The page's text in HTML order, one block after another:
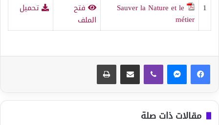
1
Sauver la Nature et le
métier
فتح
الملف
تحميل
مقالات ذات صلة